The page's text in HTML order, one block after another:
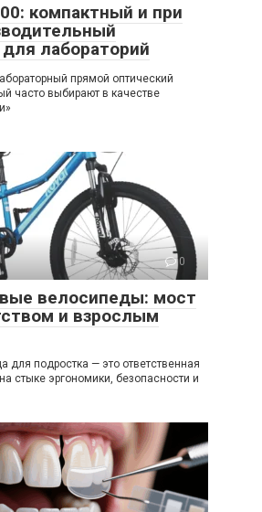
компактный и при
лабораторий
прямой оптический
часто выбирают в качестве
0
велосипеды: мост
и взрослым
для подростка — это ответственная
стыке эргономики, безопасности и